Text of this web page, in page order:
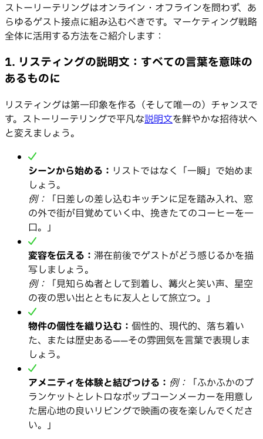
ストーリーテリングはオンライン・オフラインを問わず、あ
らゆるゲスト接点に組み込むべきです。マーケティング戦略
全体に活用する方法をご紹介します：
1. リスティングの説明文：すべての言葉を意味の
あるものに
リスティングは第一印象を作る（そして唯一の）チャンスで
す。ストーリーテリングで平凡な説明文を鮮やかな招待状へ
と変えましょう。
シーンから始める： リストではなく「一瞬」で始めま
しょう。
例： 「日差しの差し込むキッチンに足を踏み入れ、窓
の外で街が目覚めていく中、挽きたてのコーヒーを一
口。」
変容を伝える： 滞在前後でゲストがどう感じるかを描
写しましょう。
例： 「見知らぬ者として到着し、篝火と笑い声、星空
の夜の思い出とともに友人として旅立つ。」
物件の個性を織り込む： 個性的、現代的、落ち着い
た、または歴史ある——その雰囲気を言葉で表現しま
しょう。
アメニティを体験と結びつける： 例： 「ふかふかのブ
ランケットとレトロなポップコーンメーカーを用意し
た居心地の良いリビングで映画の夜を楽しんでくださ
い。」